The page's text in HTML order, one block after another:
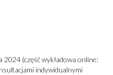
2024 (część wykładowa online:
indywidualnymi